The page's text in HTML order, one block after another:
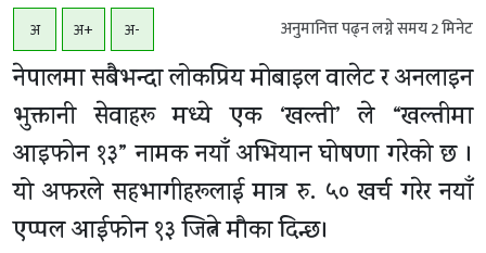
अ अ+ अ- अनुमानित्त पढ्न लग्ने समय2मिनेट
नेपालमा सबैभन्दा लोकप्रिय मोबाइल वालेट र अनलाइन
भुक्तानी सेवाहरू मध्ये एक ‘खल्ती’ ले “खल्तीमा
आइफोन १३” नामक नयाँ अभियान घोषणा गरेको छ ।
यो अफरले सहभागीहरूलाई मात्र रु. ५० खर्च गरेर नयाँ
एप्पल आईफोन १३ जित्ने मौका दिन्छ।